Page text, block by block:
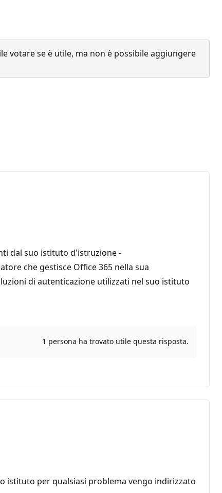
votare se è utile, ma non è possibile aggiungere
dal suo istituto d'istruzione -
che gestisce Office 365 nella sua
di autenticazione utilizzati nel suo istituto
1 persona ha trovato utile questa risposta.
istituto per qualsiasi problema vengo indirizzato